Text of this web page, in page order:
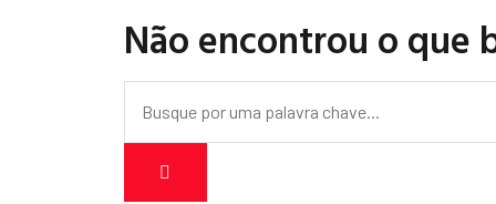
Não encontrou o que